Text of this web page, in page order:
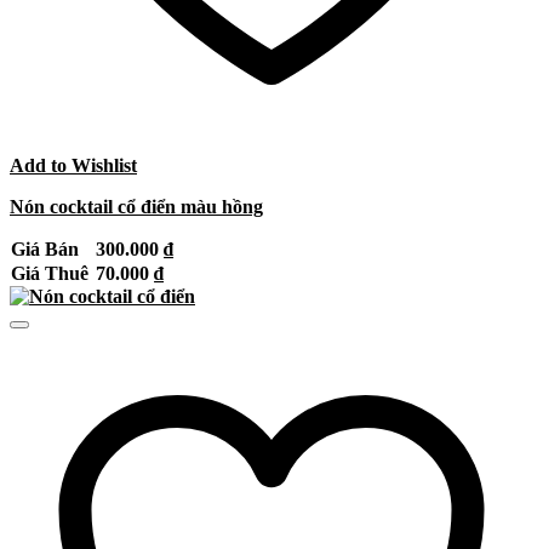
Add to Wishlist
Nón cocktail cổ điển màu hồng
Giá Bán 300.000 ₫
Giá Thuê 70.000 ₫